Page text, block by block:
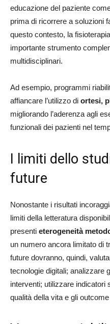
educazione del paziente
prima di ricorrere a soluzioni
questo contesto, la
importante strumento
multidisciplinari.
Ad esempio, programmi
affiancare l’utilizzo di ortesi,
migliorando l’aderenza agli
funzionali dei pazienti nel
I limiti dello
future
Nonostante i risultati
limiti della letteratura
presenti eterogeneità
un numero ancora limitato di
future dovranno, quindi,
tecnologie digitali; analizzare
interventi; utilizzare indicatori
qualità della vita e gli